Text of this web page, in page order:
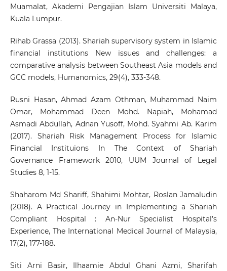
Muamalat, Akademi Pengajian Islam Universiti Malaya,
Kuala Lumpur.
Rihab Grassa (2013). Shariah supervisory system in Islamic
financial institutions New issues and challenges: a
comparative analysis between Southeast Asia models and
GCC models, Humanomics, 29(4), 333-348.
Rusni Hasan, Ahmad Azam Othman, Muhammad Naim
Omar, Mohammad Deen Mohd. Napiah, Mohamad
Asmadi Abdullah, Adnan Yusoff, Mohd. Syahmi Ab. Karim
(2017). Shariah Risk Management Process for Islamic
Financial Instituions In The Context of Shariah
Governance Framework 2010, UUM Journal of Legal
Studies 8, 1-15.
Shaharom Md Shariff, Shahimi Mohtar, Roslan Jamaludin
(2018). A Practical Journey in Implementing a Shariah
Compliant Hospital : An-Nur Specialist Hospital’s
Experience, The International Medical Journal of Malaysia,
17(2), 177-188.
Siti Arni Basir, Ilhaamie Abdul Ghani Azmi, Sharifah